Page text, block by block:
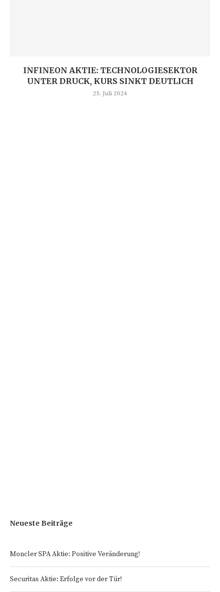
INFINEON AKTIE: TECHNOLOGIESEKTOR
UNTER DRUCK, KURS SINKT DEUTLICH
25. Juli 2024
Neueste Beiträge
Moncler SPA Aktie: Positive Veränderung!
Securitas Aktie: Erfolge vor der Tür!